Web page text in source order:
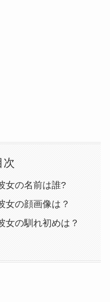
次
女の名前は誰?
女の顔画像は？
女の馴れ初めは？